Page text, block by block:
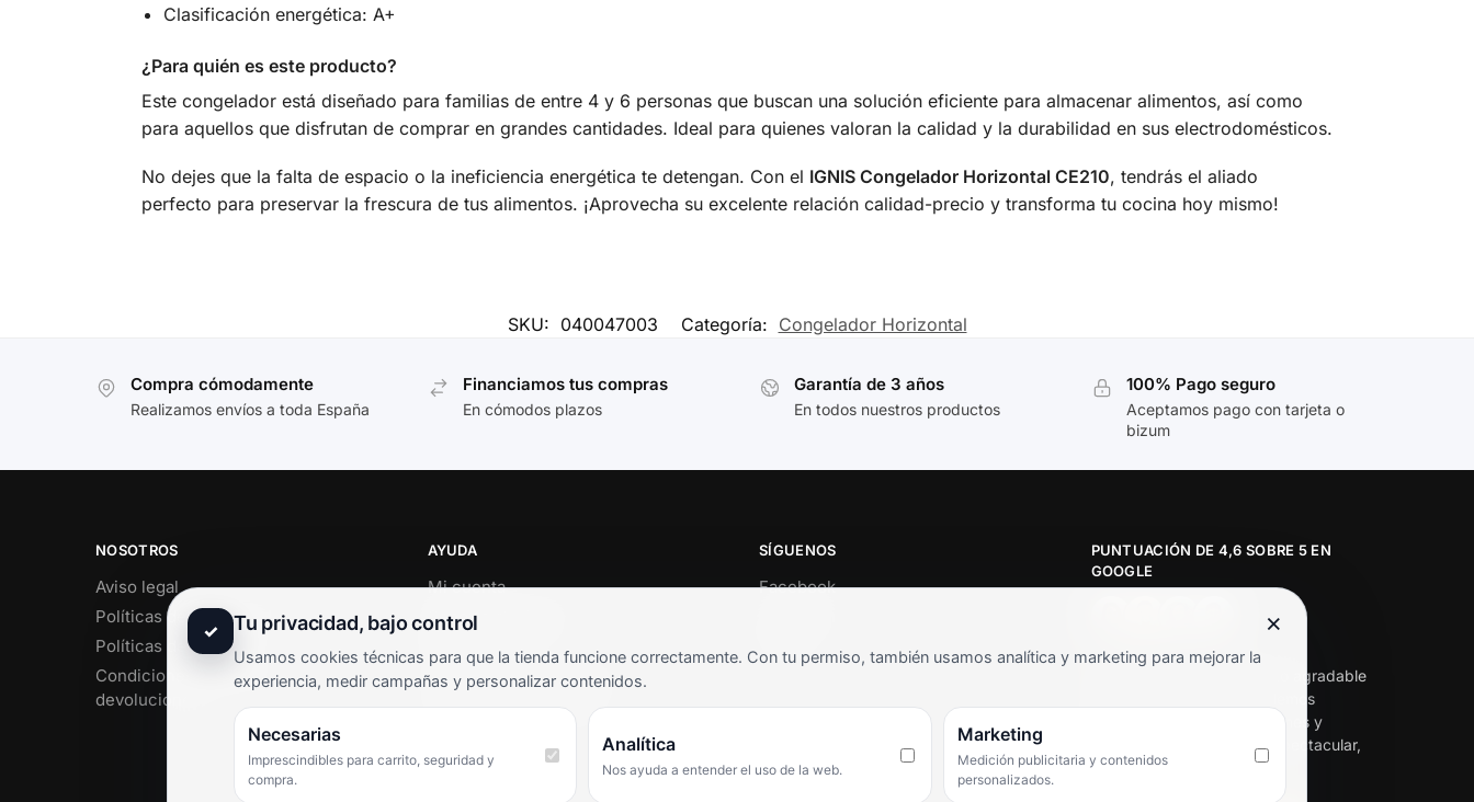
Clasificación energética: A+
¿Para quién es este producto?
Este congelador está diseñado para familias de entre 4 y 6 personas que buscan una solución eficiente para almacenar alimentos, así como
para aquellos que disfrutan de comprar en grandes cantidades. Ideal para quienes valoran la calidad y la durabilidad en sus electrodomésticos.
No dejes que la falta de espacio o la ineficiencia energética te detengan. Con el IGNIS Congelador Horizontal CE210, tendrás el aliado
perfecto para preservar la frescura de tus alimentos. ¡Aprovecha su excelente relación calidad-precio y transforma tu cocina hoy mismo!
SKU: 040047003 Categoría: Congelador Horizontal
Compra cómodamente
Realizamos envíos a toda España
Financiamos tus compras
En cómodos plazos
Garantía de 3 años
En todos nuestros productos
100% Pago seguro
Aceptamos pago con tarjeta o
bizum
NOSOTROS
Aviso legal
Políticas de privacidad
Políticas de cookies
Condiciones de envío y
devoluciones
AYUDA
Mi cuenta
Soporte al cliente
Términos y condiciones
Preguntas frecuentes
SÍGUENOS
Facebook
PUNTUACIÓN DE 4,6 SOBRE 5 EN
GOOGLE
★★★★★
«Servicio de calidad y trato agradable
con precios excelentes. Hemos
comprado en varias ocasiones y
siempre dan respuesta. Espectacular,
servicio de 10.»
✓ Tu privacidad, bajo control ×
Usamos cookies técnicas para que la tienda funcione correctamente. Con tu permiso, también usamos analítica y marketing para mejorar la
experiencia, medir campañas y personalizar contenidos.
Necesarias
Imprescindibles para carrito, seguridad y
compra.
Analítica
Nos ayuda a entender el uso de la web.
Marketing
Medición publicitaria y contenidos
personalizados.